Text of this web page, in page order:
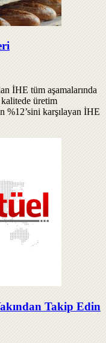
İHE tüm aşamalarında
üretim
%12’sini karşılayan İHE
Takip Edin